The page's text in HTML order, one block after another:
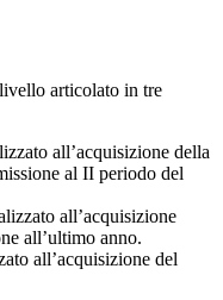
articolato in tre
all’acquisizione della
al II periodo del
all’acquisizione
all’ultimo anno.
all’acquisizione del